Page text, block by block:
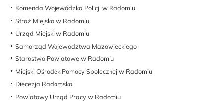
Komenda Wojewódzka Policji w Radomiu
Straż Miejska w Radomiu
Urząd Miejski w Radomiu
Samorząd Województwa Mazowieckiego
Starostwo Powiatowe w Radomiu
Miejski Ośrodek Pomocy Społecznej w Radomiu
Diecezja Radomska
Powiatowy Urząd Pracy w Radomiu